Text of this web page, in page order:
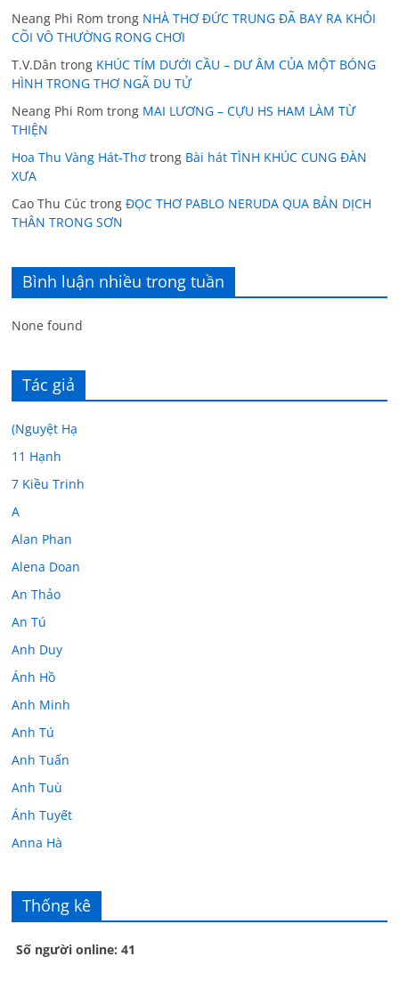
Neang Phi Rom trong NHÀ THƠ ĐỨC TRUNG ĐÃ BAY RA KHỎI
CÕI VÔ THƯỜNG RONG CHƠI
T.V.Dân trong KHÚC TÍM DƯỚI CẦU – DƯ ÂM CỦA MỘT BÓNG
HÌNH TRONG THƠ NGÃ DU TỬ
Neang Phi Rom trong MAI LƯƠNG – CỰU HS HAM LÀM TỪ
THIỆN
Hoa Thu Vàng Hát-Thơ trong Bài hát TÌNH KHÚC CUNG ĐÀN
XƯA
Cao Thu Cúc trongĐỌC THƠ PABLO NERUDA QUA BẢN DỊCH
THÂN TRONG SƠN
Bình luận nhiều trong tuần
None found
Tác giả
(Nguyệt Hạ
11 Hạnh
7 Kiều Trinh
A
Alan Phan
Alena Doan
An Thảo
An Tú
Anh Duy
Ánh Hồ
Anh Minh
Anh Tú
Anh Tuấn
Anh Tuù
Ánh Tuyết
Anna Hà
Âu Tú Vân
Bác sĩ Hoa
Bác sĩ Stephen Mak
Thống kê
Số người online: 41